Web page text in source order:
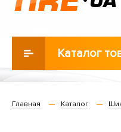
Каталог
Главная Каталог